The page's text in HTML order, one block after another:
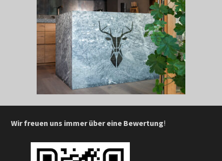
Wir freuen uns immer über eine Bewertung!